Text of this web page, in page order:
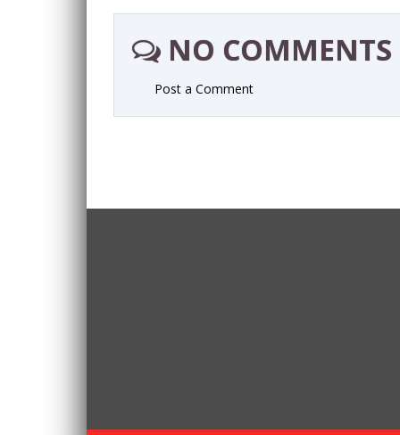
NO COMMENTS
Post a Comment